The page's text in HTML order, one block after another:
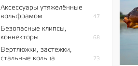
Аксессуары утяжелённые
вольфрамом
47
Безопасные клипсы,
коннекторы
68
Вертлюжки, застежки,
стальные кольца
73